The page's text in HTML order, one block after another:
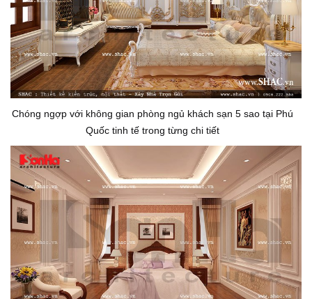
Chóng ngợp với không gian phòng ngủ khách sạn 5 sao tại Phú
Quốc tinh tế trong từng chi tiết